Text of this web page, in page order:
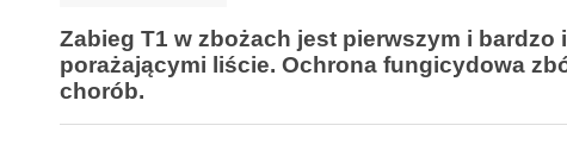
Zabieg T1 w zbożach jest pierwszym i
porażającymi liście. Ochrona fungicydowa
chorób.